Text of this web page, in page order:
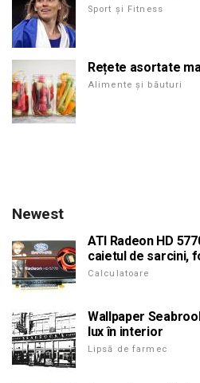
Sport și Fitness
Rețete asortate
Alimente și băuturi
Newest
ATI Radeon HD
caietul de sarcini,
Calculatoare
Wallpaper
lux în interior
Lipsă de farmec